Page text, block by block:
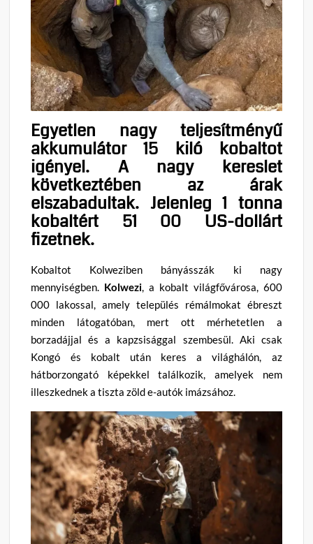
Egyetlen nagy teljesítményű
akkumulátor 15 kiló kobaltot
igényel. A nagy kereslet
következtében az árak
elszabadultak. Jelenleg 1 tonna
kobaltért 51 00 US-dollárt
fizetnek.
Kobaltot Kolweziben bányásszák ki nagy
mennyiségben. Kolwezi, a kobalt világfővárosa, 600
000 lakossal, amely település rémálmokat ébreszt
minden látogatóban, mert ott mérhetetlen a
borzadájjal és a kapzsisággal szembesül. Aki csak
Kongó és kobalt után keres a világhálón, az
hátborzongató képekkel találkozik, amelyek nem
illeszkednek a tiszta zöld e-autók imázsához.